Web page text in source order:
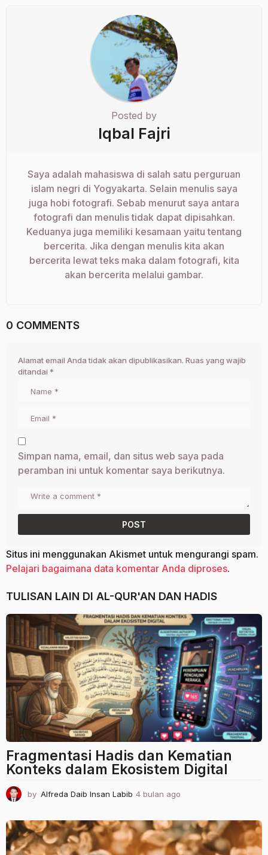
Posted by
Iqbal Fajri
Saya adalah mahasiswa di salah satu perguruan
islam negri di Yogyakarta. Selain menulis saya
juga hobi fotografi. Sebab menurut saya antara
fotografi dan menulis tidak dapat dipisahkan.
Keduanya juga memiliki kesamaan yaitu tentang
bercerita. Jika dengan menulis kita akan
bercerita lewat teks maka dalam fotografi, kita
akan bercerita melalui gambar.
0 COMMENTS
Alamat email Anda tidak akan dipublikasikan. Ruas yang wajib
ditandai *
Simpan nama, email, dan situs web saya pada
peramban ini untuk komentar saya berikutnya.
Situs ini menggunakan Akismet untuk mengurangi spam.
Pelajari bagaimana data komentar Anda diproses.
TULISAN LAIN DI AL-QUR'AN DAN HADIS
Fragmentasi Hadis dan Kematian
Konteks dalam Ekosistem Digital
by Alfreda Daib Insan Labib 4 bulan ago
l
a
n